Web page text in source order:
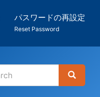
パスワードの再設定
Reset Password
Search